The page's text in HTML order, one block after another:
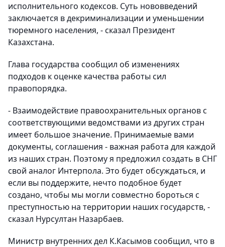
исполнительного кодексов. Суть нововведений
заключается в декриминализации и уменьшении
тюремного населения, - сказал Президент
Казахстана.
Глава государства сообщил об изменениях
подходов к оценке качества работы сил
правопорядка.
- Взаимодействие правоохранительных органов с
соответствующими ведомствами из других стран
имеет большое значение. Принимаемые вами
документы, соглашения - важная работа для каждой
из наших стран. Поэтому я предложил создать в СНГ
свой аналог Интерпола. Это будет обсуждаться, и
если вы поддержите, нечто подобное будет
создано, чтобы мы могли совместно бороться с
преступностью на территории наших государств, -
сказал Нурсултан Назарбаев.
Министр внутренних дел К.Касымов сообщил, что в